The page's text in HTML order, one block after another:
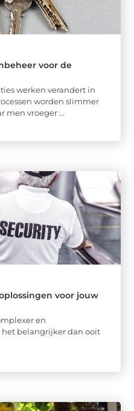
voor de
werken verandert in
worden slimmer
men vroeger ...
voor jouw
en
het belangrijker dan ooit